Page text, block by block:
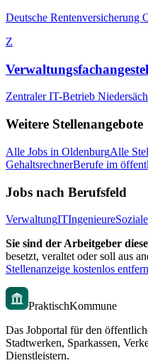
Deutsche Rentenversicherung
Z
Zentraler IT-Betrieb
Weitere Stellenangebote
Alle Jobs in OldenburgAlle
GehaltsrechnerBerufe im
Jobs nach Berufsfeld
VerwaltungITIngenieure
Sie sind der Arbeitgeber
besetzt, veraltet oder soll aus
Stellenanzeige kostenlos
PraktischKommune
Das Jobportal für den
Stadtwerken, Sparkassen,
Dienstleistern.